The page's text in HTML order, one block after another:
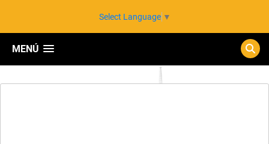
Select Language ▼
MENÚ